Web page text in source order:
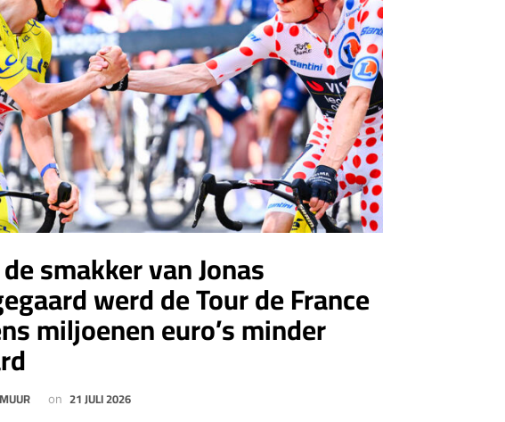
smakker van Jonas
werd de Tour de France
miljoenen euro’s minder
on 21 JULI 2026